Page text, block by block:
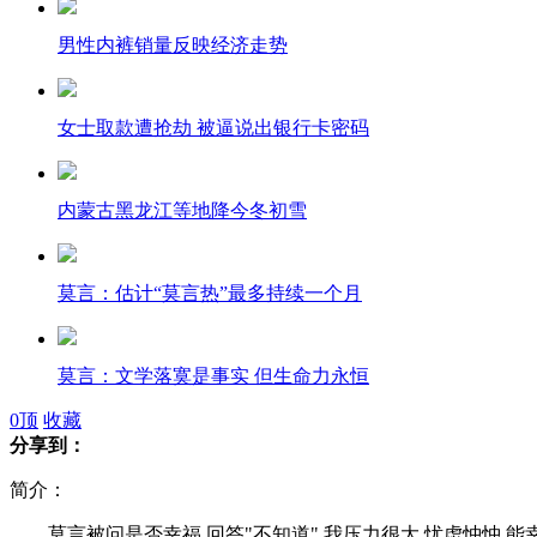
男性内裤销量反映经济走势
女士取款遭抢劫 被逼说出银行卡密码
内蒙古黑龙江等地降今冬初雪
莫言：估计“莫言热”最多持续一个月
莫言：文学落寞是事实 但生命力永恒
网友剪辑“你幸福吗” 调查神回复集锦
0顶 收藏
分享到：
简介：